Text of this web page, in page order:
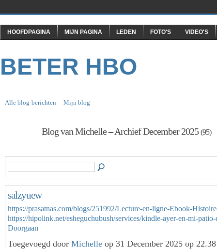
HOOFDPAGINA MIJN PAGINA LEDEN FOTO'S VIDEO'S
BETER HBO
Alle blog-berichten Mijn blog
Blog van Michelle – Archief December 2025(95)
salzyuew
https://prasatnas.com/blogs/251992/Lecture-en-ligne-Ebook-
https://hipolink.net/esheguchubush/services/kindle-ayer-en-mi-
Doorgaan
Toegevoegd door Michelle op 31 December 2025 op